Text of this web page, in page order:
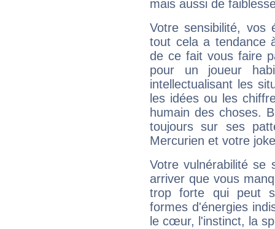
mais aussi de
Votre sensibilité,
tout cela a tendance
de ce fait vous faire
pour un joueur
intellectualisant les
les idées ou les
humain des choses.
toujours sur ses
Mercurien et votre
Votre vulnérabilité se
arriver que vous
trop forte qui peut
formes d'énergies
le cœur, l'instinct, la